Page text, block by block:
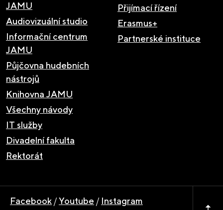
JAMU
Audiovizuální studio
Informační centrum
JAMU
Půjčovna hudebních
nástrojů
Knihovna JAMU
Všechny návody
IT služby
Divadelní fakulta
Rektorát
Přijímací řízení
Erasmus+
Partnerské instituce
Facebook /Youtube / Instagram